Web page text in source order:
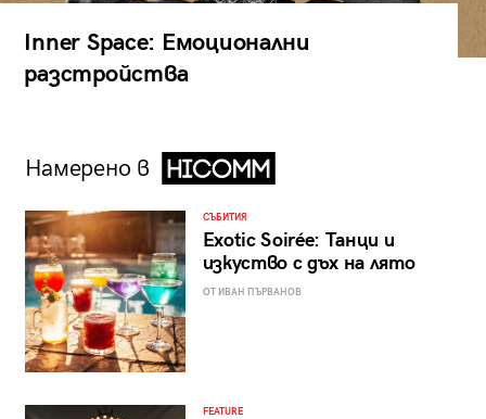
Inner Space: Емоционални
разстройства
Намерено в
СЪБИТИЯ
Exotic Soirée: Танци и
изкуство с дъх на лято
ОТ ИВАН ПЪРВАНОВ
FEATURE